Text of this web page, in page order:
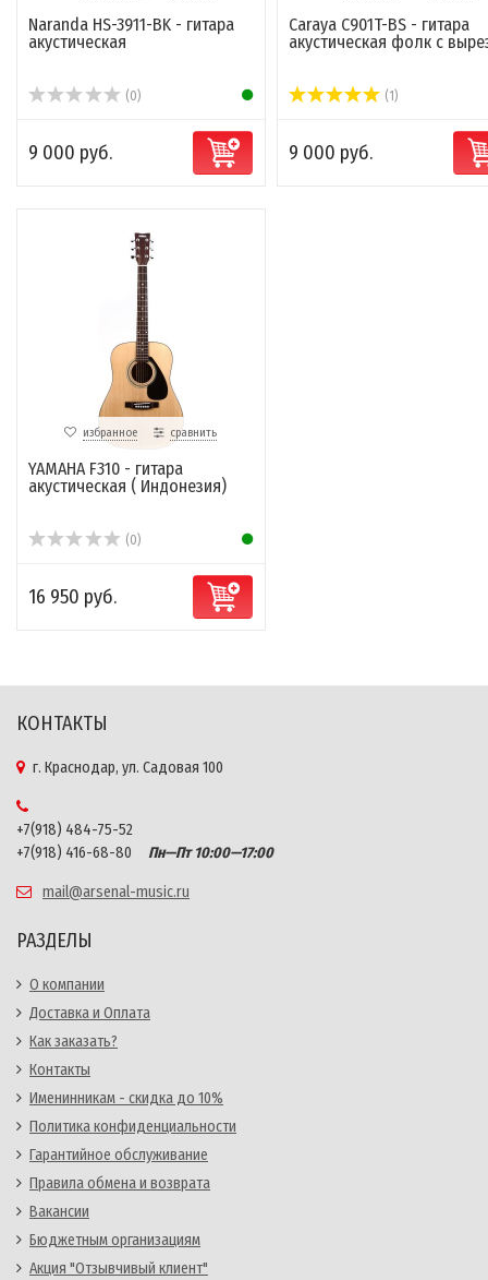
Naranda HS-3911-BK - гитара
акустическая
(0)
9 000 руб.
Caraya C901T-BS - гитара
акустическая фолк с
(1)
9 000 руб.
избранное сравнить
YAMAHA F310 - гитара
акустическая ( Индонезия)
(0)
16 950 руб.
КОНТАКТЫ
г. Краснодар, ул. Садовая 100
+7(918) 484-75-52
+7(918) 416-68-80
Пн—Пт 10:00—17:00
mail@arsenal-music.ru
РАЗДЕЛЫ
О компании
Доставка и Оплата
Как заказать?
Контакты
Именинникам - скидка до 10%
Политика конфиденциальности
Гарантийное обслуживание
Правила обмена и возврата
Вакансии
Бюджетным организациям
Акция "Отзывчивый клиент"